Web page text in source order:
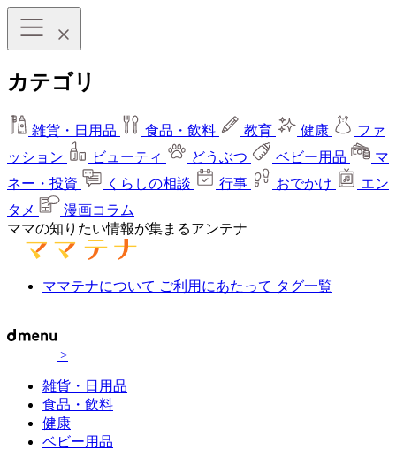
カテゴリ
雑貨・日用品 食品・飲料 教育 健康
ファ
ッション
ビューティ どうぶつ ベビー用品
マ
ネー・投資
くらしの相談 行事 おでかけ
エン
タメ
漫画コラム
ママの知りたい情報が集まるアンテナ
ママテナについて ご利用にあたって タグ一覧
>
雑貨・日用品
食品・飲料
健康
ベビー用品